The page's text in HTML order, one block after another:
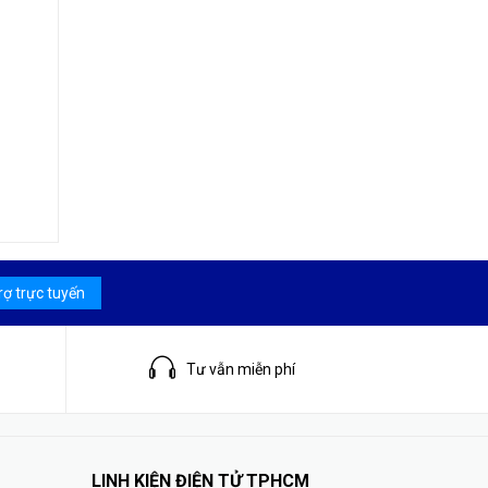
trực tuyến
Tư vẫn miễn phí
LINH KIỆN ĐIỆN TỬ TPHCM